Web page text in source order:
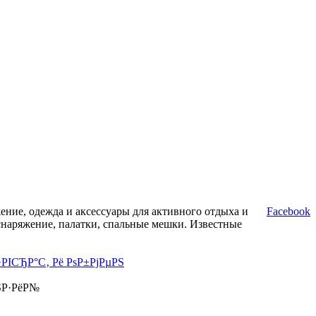
одежда и аксессуары для активного отдыха и
палатки, спальные мешки. Известные
Facebook
Рё РѕР±РјРµРЅ